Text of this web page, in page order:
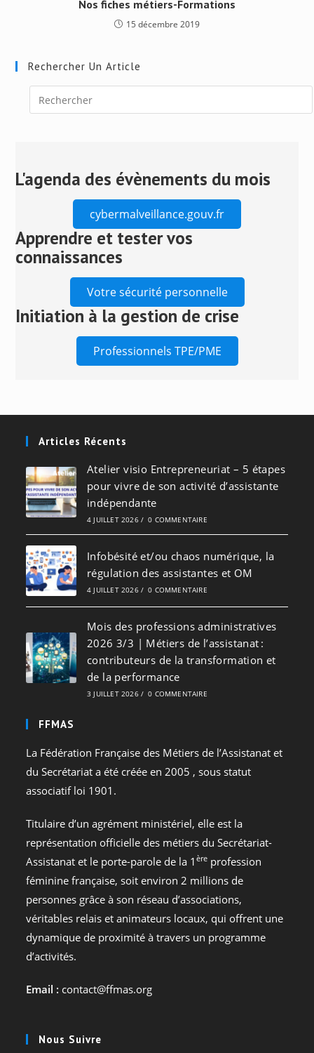
Nos fiches métiers-Formations
15 décembre 2019
Rechercher Un Article
close
L'agenda des évènements du mois
cybermalveillance.gouv.fr
Apprendre et tester vos
connaissances
Votre sécurité personnelle
Initiation à la gestion de crise
Professionnels TPE/PME
Articles Récents
Atelier visio Entrepreneuriat – 5 étapes
pour vivre de son activité d’assistante
indépendante
4 JUILLET 2026 / 0 COMMENTAIRE
Infobésité et/ou chaos numérique, la
régulation des assistantes et OM
4 JUILLET 2026 / 0 COMMENTAIRE
Mois des professions administratives
2026 3/3 | Métiers de l’assistanat :
contributeurs de la transformation et
de la performance
3 JUILLET 2026 / 0 COMMENTAIRE
FFMAS
La Fédération Française des Métiers de l’Assistanat et
du Secrétariat a été créée en 2005 , sous statut
associatif loi 1901.
Titulaire d’un agrément ministériel, elle est la
représentation officielle des métiers du Secrétariat-
Assistanat et le porte-parole de la 1ère profession
féminine française, soit environ 2 millions de
personnes grâce à son réseau d’associations,
véritables relais et animateurs locaux, qui offrent une
dynamique de proximité à travers un programme
d’activités.
Email : contact@ffmas.org
Nous Suivre